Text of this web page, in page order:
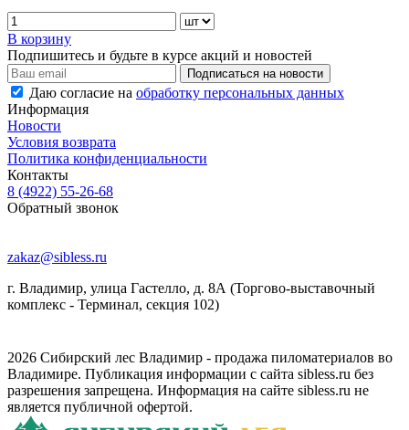
В корзину
Подпишитесь и будьте в курсе акций и новостей
Даю согласие на обработку персональных данных
Информация
Новости
Условия возврата
Политика конфиденциальности
Контакты
8 (4922) 55-26-68
Обратный звонок
zakaz@sibless.ru
г. Владимир, улица Гастелло, д. 8А (Торгово-выставочный
комплекс - Терминал, секция 102)
2026 Сибирский лес Владимир - продажа пиломатериалов во
Владимире. Публикация информации с сайта sibless.ru без
разрешения запрещена. Информация на сайте sibless.ru не
является публичной офертой.